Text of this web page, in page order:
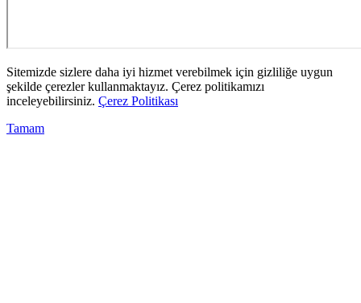
Sitemizde sizlere daha iyi hizmet verebilmek için gizliliğe uygun
şekilde çerezler kullanmaktayız. Çerez politikamızı
inceleyebilirsiniz. Çerez Politikası
Tamam